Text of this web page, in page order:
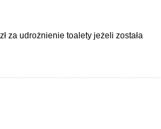
za udrożnienie toalety jeżeli została